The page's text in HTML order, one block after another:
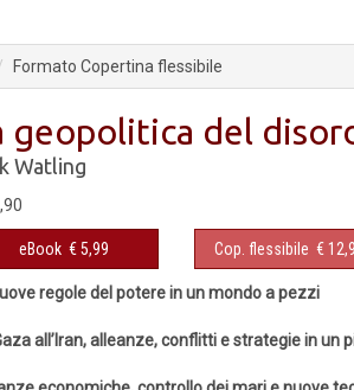
Formato Copertina flessibile
geopolitica del
Watling
eBook € 5,99 Cop. flessibile €
regole del potere in un mondo a pezzi
all’Iran, alleanze, conflitti e strategie in un